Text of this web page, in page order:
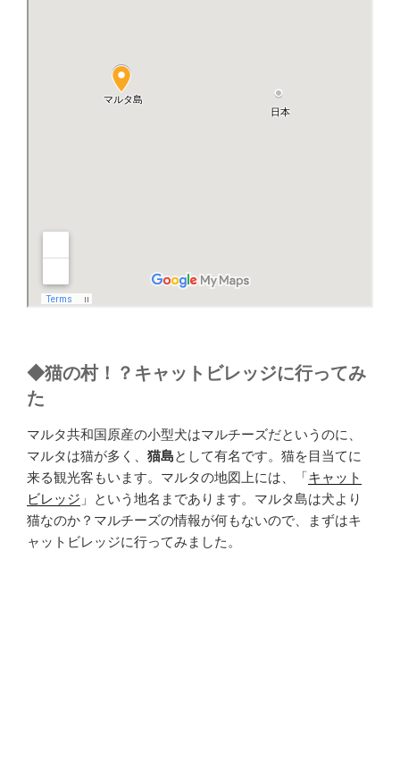
◆猫の村！？キャットビレッジに行ってみ
た
マルタ共和国原産の小型犬はマルチーズだというのに、
マルタは猫が多く、 猫島として有名です。猫を目当てに
来る観光客もいます。マルタの地図上には、「キャット
ビレッジ 」という地名まであります。マルタ島は犬より
猫なのか？マルチーズの情報が何もないので、まずはキ
ャットビレッジに行ってみました。